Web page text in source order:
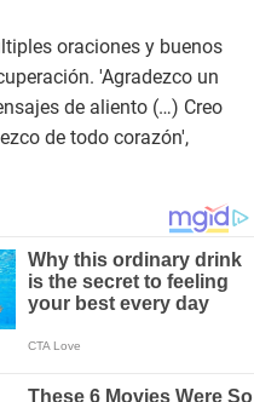
oraciones y buenos
'Agradezco un
de aliento (…) Creo
de todo corazón',